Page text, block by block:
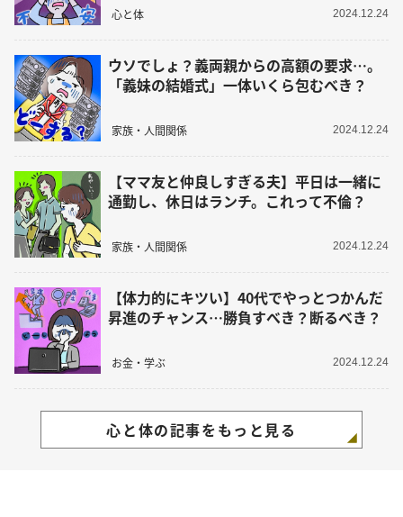
心と体 2024.12.24
ウソでしょ？義両親からの高額の要求…。
「義妹の結婚式」一体いくら包むべき？
家族・人間関係 2024.12.24
【ママ友と仲良しすぎる夫】平日は一緒に
通勤し、休日はランチ。これって不倫？
家族・人間関係 2024.12.24
【体力的にキツい】40代でやっとつかんだ
昇進のチャンス…勝負すべき？断るべき？
お金・学ぶ 2024.12.24
心と体の記事をもっと見る